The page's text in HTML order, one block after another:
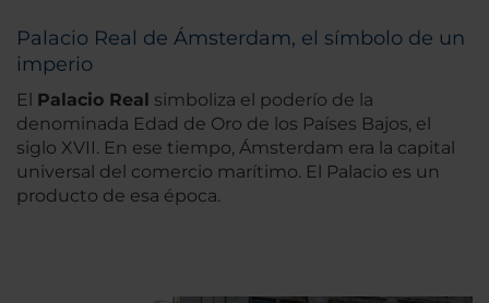
Palacio Real de Ámsterdam, el símbolo de un
imperio
El Palacio Real simboliza el poderío de la
denominada Edad de Oro de los Países Bajos, el
siglo XVII. En ese tiempo, Ámsterdam era la capital
universal del comercio marítimo. El Palacio es un
producto de esa época.